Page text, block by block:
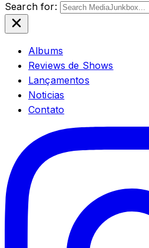
Search for:
Albums
Reviews de Shows
Lançamentos
Noticias
Contato